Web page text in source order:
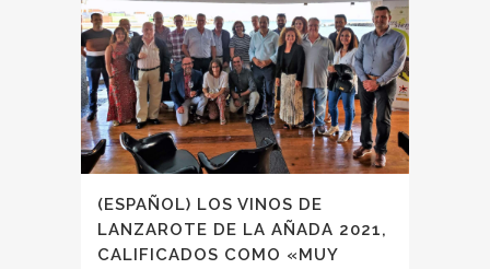
(ESPAÑOL) LOS VINOS DE
LANZAROTE DE LA AÑADA 2021,
CALIFICADOS COMO «MUY